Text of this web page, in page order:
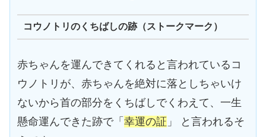
コウノトリのくちばしの跡（ストークマーク）
赤ちゃんを運んできてくれると言われているコ
ウノトリが、赤ちゃんを絶対に落としちゃいけ
ないから首の部分をくちばしでくわえて、一生
懸命運んできた跡で「 幸運の証 」 と言われるそ